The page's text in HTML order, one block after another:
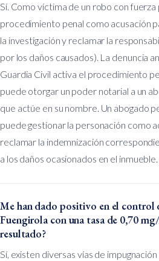
Sí. Como víctima de un robo con
procedimiento penal como acusación
la investigación y reclamar la
por los daños causados). La denuncia
Guardia Civil activa el procedimiento
puede otorgar un poder notarial a un
que actúe en su nombre. Un abogado
puede gestionar la personación como
reclamar la indemnización
a los daños ocasionados en el inmueble.
Me han dado positivo en el control
Fuengirola con una tasa de 0,70
resultado?
Sí, existen diversas vías de